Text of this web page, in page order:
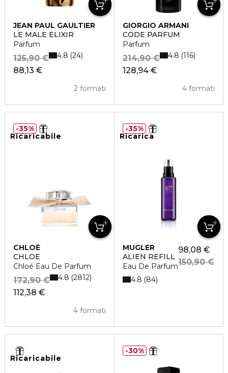
JEAN PAUL GAULTIER
LE MALE ELIXIR
Parfum
88,13 €
125,90 €
2 formati
4.8 24
GIORGIO ARMANI
CODE PARFUM
Parfum
128,94 €
214,90 €
4 formati
4.8 116
Ricaricabile
CHLOÉ
CHLOÉ
Chloé Eau De Parfum
112,38 €
172,90 €
4 formati
4.8 2812
35%
Ricarica
MUGLER
ALIEN REFILL
Eau De Parfum
98,08 €
150,90 €
4.8 84
35%
Ricaricabile
30%